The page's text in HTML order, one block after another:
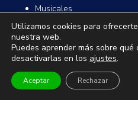
Musicales
Infantil y familiar
Magia
TEATRO Y DANZA
Utilizamos cookies para
nuestra web.
Puedes aprender más sobre qué
desactivarlas en los ajustes.
Aceptar Rechazar